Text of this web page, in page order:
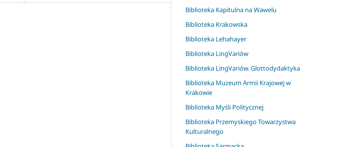
Biblioteka Kapitulna na Wawelu
Biblioteka Krakowska
Biblioteka Lehahayer
Biblioteka LingVariów
Biblioteka LingVariów. Glottodydaktyka
Biblioteka Muzeum Armii Krajowej w
Krakowie
Biblioteka Myśli Politycznej
Biblioteka Przemyskiego Towarzystwa
Kulturalnego